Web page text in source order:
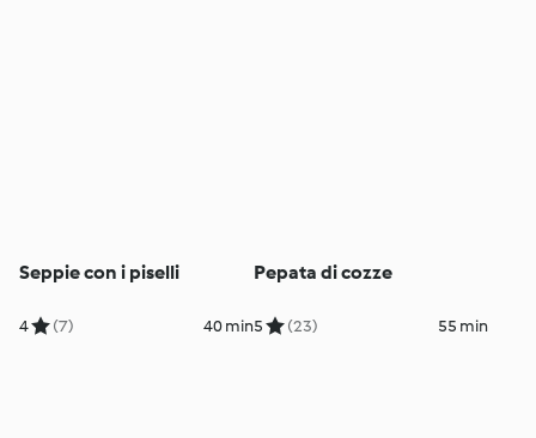
Seppie con i piselli
4 (7) 40 min
Pepata di cozze
5 (23) 55 min